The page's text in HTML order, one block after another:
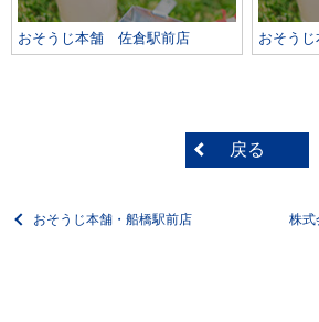
おそうじ本舗 佐倉駅前店 おそう
戻る
おそうじ本舗・船橋駅前店 株